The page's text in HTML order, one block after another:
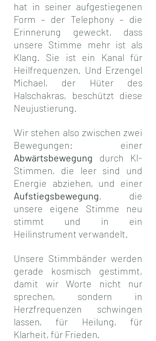
hat in seiner aufgestiegenen
Form – der Telephony – die
Erinnerung geweckt, dass
unsere Stimme mehr ist als
Klang. Sie ist ein Kanal für
Heilfrequenzen. Und Erzengel
Michael, der Hüter des
Halschakras, beschützt diese
Neujustierung.
Wir stehen also zwischen zwei
Abwärtsbewegung durch KI-
Stimmen, die leer sind und
Aufstiegsbewegung, die
unsere eigene Stimme neu
stimmt und in ein
Heilinstrument verwandelt.
Unsere Stimmbänder werden
gerade kosmisch gestimmt,
damit wir Worte nicht nur
sprechen, sondern in
Herzfrequenzen schwingen
lassen, für Heilung, für
Klarheit, für Frieden.